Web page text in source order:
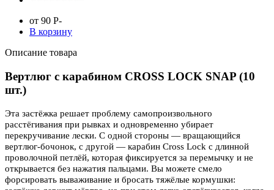
от 90 Р-
В корзину
Описание товара
Вертлюг с карабином CROSS LOCK SNAP (10
шт.)
Эта застёжка решает проблему самопроизвольного
расстёгивания при рывках и одновременно убирает
перекручивание лески. С одной стороны — вращающийся
вертлюг-бочонок, с другой — карабин Cross Lock с длинной
проволочной петлёй, которая фиксируется за перемычку и не
открывается без нажатия пальцами. Вы можете смело
форсировать вываживание и бросать тяжёлые кормушки: